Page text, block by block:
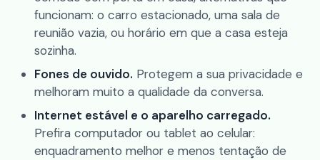
funcionam: o carro estacionado, uma sala de
reunião vazia, ou horário em que a casa esteja
sozinha.
Fones de ouvido. Protegem a sua privacidade e
melhoram muito a qualidade da conversa.
Internet estável e o aparelho carregado.
Prefira computador ou tablet ao celular:
enquadramento melhor e menos tentação de